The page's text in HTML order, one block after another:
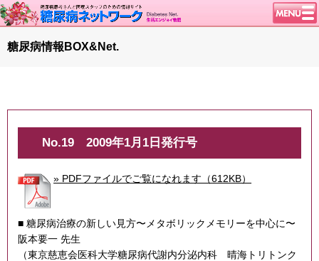
トップページ
談話室BBS
特集・連載
特集・連載 一覧へ
腎臓の健康道
インスリンポンプ
血糖トレンド
糖尿病情報BOX&Net.
No.19 2009年1月1日発行号
» PDFファイルでご覧になれます（612KB）
■ 糖尿病治療の新しい見方〜メタボリックメモリーを中心に〜
阪本要一 先生
（東京慈恵会医科大学糖尿病代謝内分泌内科 晴海トリトンク